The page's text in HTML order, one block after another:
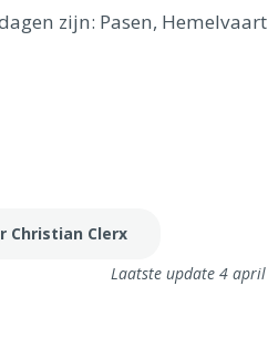
zijn: Pasen,
Christian Clerx
Laatste update 4